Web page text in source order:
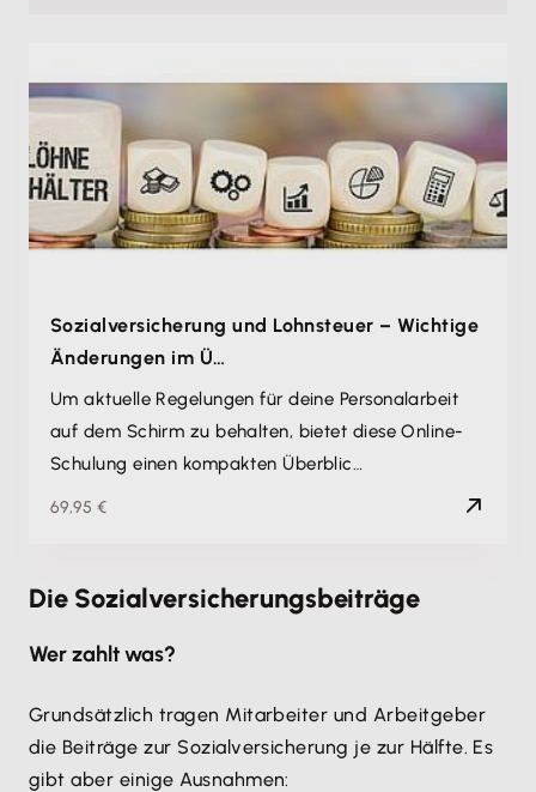
Sozialversicherung und Lohnsteuer – Wichtige
Änderungen im Ü…
Um aktuelle Regelungen für deine Personalarbeit
auf dem Schirm zu behalten, bietet diese Online-
Schulung einen kompakten Überblic…
69,95 €
Die Sozialversicherungsbeiträge
Wer zahlt was?
Grundsätzlich tragen Mitarbeiter und Arbeitgeber
die Beiträge zur Sozialversicherung je zur Hälfte. Es
gibt aber einige Ausnahmen: